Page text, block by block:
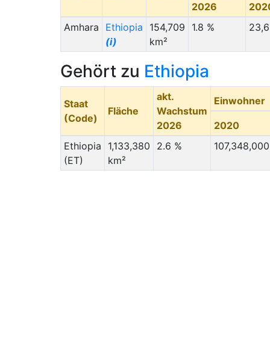
2026
Amhara
Ethiopia
(i)
154,709
km²
1.8 %
Gehört zu Ethiopia
Staat
(Code)
Fläche
akt.
Wachstum
2026
Einwohner
2020
Ethiopia
(ET)
1,133,380
km²
2.6 % 107,348,000